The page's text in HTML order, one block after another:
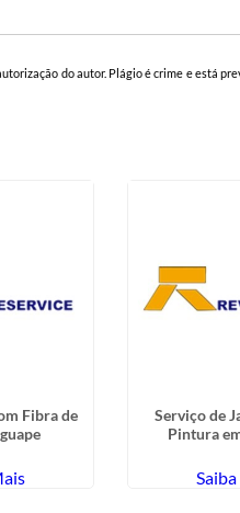
do autor. Plágio é crime e está
Fibra de
Serviço de
Pintura